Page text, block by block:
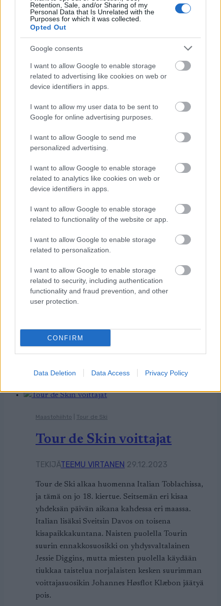
Retention, Sale, and/or Sharing of my
Personal Data that Is Unrelated with the
Purposes for which it was collected.
Opted Out
Google consents
I want to allow Google to enable storage
related to advertising like cookies on web or
device identifiers in apps.
I want to allow my user data to be sent to
Google for online advertising purposes.
I want to allow Google to send me
personalized advertising.
I want to allow Google to enable storage
related to analytics like cookies on web or
device identifiers in apps.
I want to allow Google to enable storage
related to functionality of the website or app.
I want to allow Google to enable storage
related to personalization.
I want to allow Google to enable storage
related to security, including authentication
functionality and fraud prevention, and other
user protection.
CONFIRM
Data Deletion Data Access Privacy Policy
Maastohiihto|Tour de Ski
Chanavat ja Svahn
Toblachin sprintin
voittajat
TEEMU VIRTANEN
Tour de Skin ensimmäinen päivä on takana, ja
hiihtotavan sprintit. Miesten kisassa norjalaiset
jätettiin palkintopallin ulkopuolle ja ranskalaiset
juhlivat kaksoisvoittoa. Myös naisten puolella
tuli kaksoisvoitto Ruotsiin.
Markus Vuorela keskittyy
normaalimatkoille
Tourilla
TEKIJÄTEEMU VIRTANEN
mutta ohjelmassa on myös suomalaisittain hyviä
Maastohiihto Tour de Ski
Tour de Skin voittajat
TEKIJÄTEEMU VIRTANEN 29.12.2023
Tour de Ski alkaa huomenna Italian Toblachissa,
ja tämä on jo 18. kiertue. Seitsemän eri kisaa
yhdeksän päivän aikana kahdessa eri maassa.
Italian lisäksi Sveitsin Davos on toisena
kisapaikkakuntana. Naisten puolella Tourin
suurin ennakkosuosikki on yhdysvaltalainen
Jessie Diggins, mutta miesten puolella käydään
tiukkaa taistelua norjalaisten kesken suurimman
voittajasuosikin Johannes Høsflot Klæbon jäätyä
pois.